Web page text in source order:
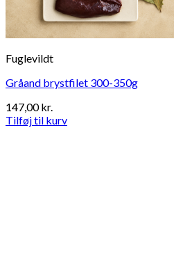
Fuglevildt
Gråand brystfilet 300-350g
147,00kr.
Tilføj til kurv